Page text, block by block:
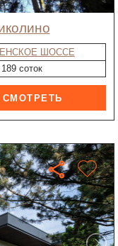
ШОССЕ
соток